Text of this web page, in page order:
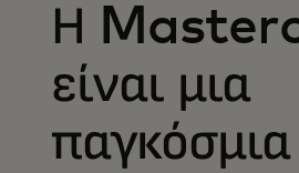
Η
είναι μια
παγκόσμια